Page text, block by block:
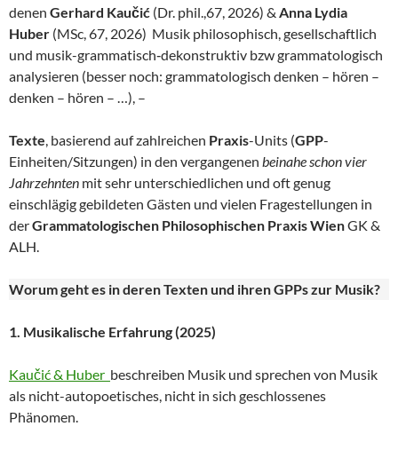
denen Gerhard Kaučić (Dr. phil.,67, 2026) & Anna Lydia
Huber (MSc, 67, 2026) Musik philosophisch, gesellschaftlich
und musik-grammatisch‑dekonstruktiv bzw grammatologisch
analysieren (besser noch: grammatologisch denken – hören –
denken – hören – …), –
Texte, basierend auf zahlreichen Praxis-Units (GPP-
Einheiten/Sitzungen) in den vergangenen beinahe schon vier
Jahrzehnten mit sehr unterschiedlichen und oft genug
einschlägig gebildeten Gästen und vielen Fragestellungen in
derGrammatologischen Philosophischen Praxis WienGK &
ALH.
Worum geht es in deren Texten und ihren GPPs zur Musik?
1. Musikalische Erfahrung (2025)
Kaučić & Huber beschreiben Musik und sprechen von Musik
als nicht-autopoetisches, nicht in sich geschlossenes
Phänomen.